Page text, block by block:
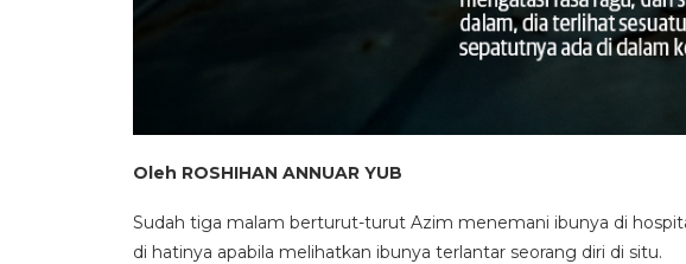
Oleh ROSHIHAN ANNUAR YUB
Sudah tiga malam berturut-turut Azim menemani ibunya di
di hatinya apabila melihatkan ibunya terlantar seorang diri di situ.